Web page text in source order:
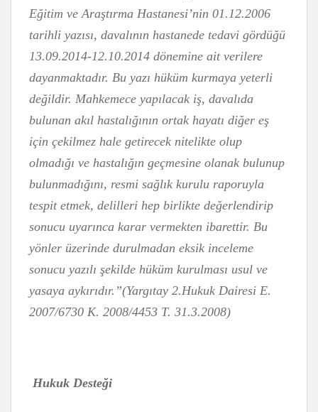
Eğitim ve Araştırma Hastanesi’nin 01.12.2006
tarihli yazısı, davalının hastanede tedavi gördüğü
13.09.2014-12.10.2014 dönemine ait verilere
dayanmaktadır. Bu yazı hüküm kurmaya yeterli
değildir. Mahkemece yapılacak iş, davalıda
bulunan akıl hastalığının ortak hayatı diğer eş
için çekilmez hale getirecek nitelikte olup
olmadığı ve hastalığın geçmesine olanak bulunup
bulunmadığını, resmi sağlık kurulu raporuyla
tespit etmek, delilleri hep birlikte değerlendirip
sonucu uyarınca karar vermekten ibarettir. Bu
yönler üzerinde durulmadan eksik inceleme
sonucu yazılı şekilde hüküm kurulması usul ve
yasaya aykırıdır.”(Yargıtay 2.Hukuk Dairesi E.
2007/6730 K. 2008/4453 T. 31.3.2008)
Hukuk Desteği